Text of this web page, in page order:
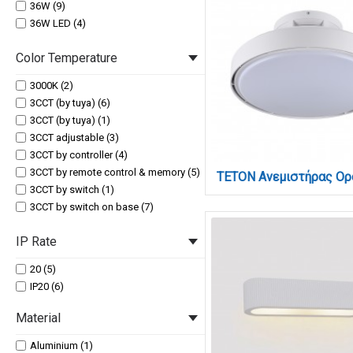
36W (9)
36W LED (4)
40W LED (4)
48W LED (1)
50W LED (1)
54W (1)
72W (1)
78W LED (1)
7W (1)
7W LED (2)
80W (1)
A-3W B-6W (1)
LED 15W (1)
LED 20W (3)
Color Temperature
3000K (2)
3CCT (by tuya) (6)
3CCT (by tuya) (1)
3CCT adjustable (3)
3CCT by controller (4)
3CCT by remote control & memory (5)
3CCT by switch (1)
3CCT by switch on base (7)
3cct with controller
3cct with controller
(3000K/4000K/6000K) (9)
IP Rate
20 (5)
IP20 (6)
Material
Aluminium (1)